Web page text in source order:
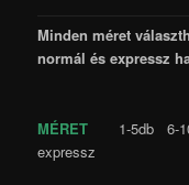
Minden méret
normál és expressz
MÉRET
1-5db 6-
expressz